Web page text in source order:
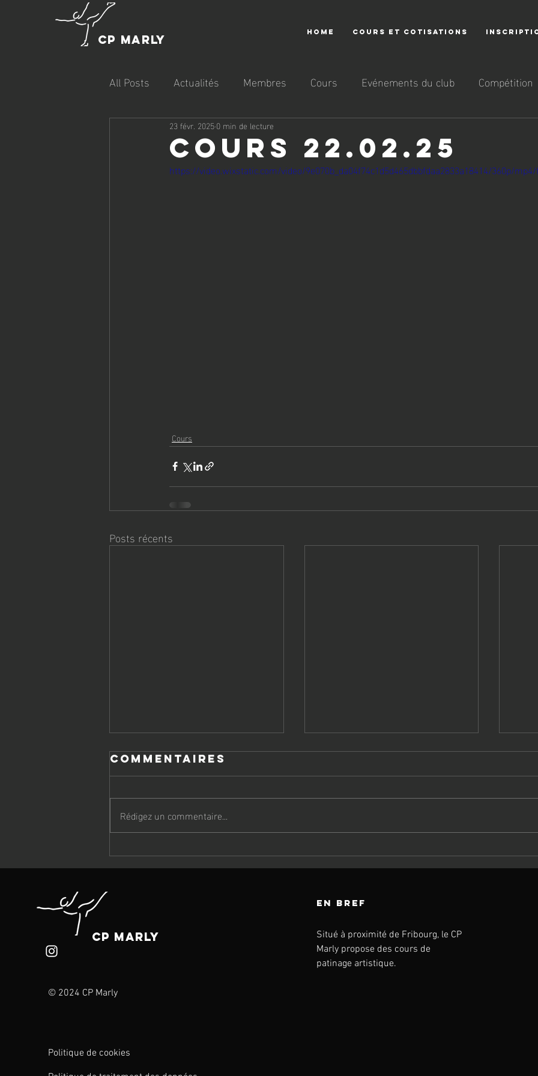
CP MARLY
HOME COURS ET COTISATIONS
All Posts Actualités Membres Cours Evénements du club Compétition
Cours 22.02.25
23 févr. 20250 min de lecture
https://video.wixstatic.com/video/9e070b_da04f74c1d5d465dbbfdaa2833a18414/360p/
Cours
Posts récents
Commentaires
Rédigez un commentaire...
CP Marly
© 2024 CP Marly
Politique de cookies
en bref
Situé à proximité de Fribourg, le CP
Marly propose des cours de
patinage artistique.